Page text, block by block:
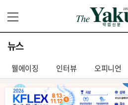
뉴스
웰에이징 인터뷰 오피니언